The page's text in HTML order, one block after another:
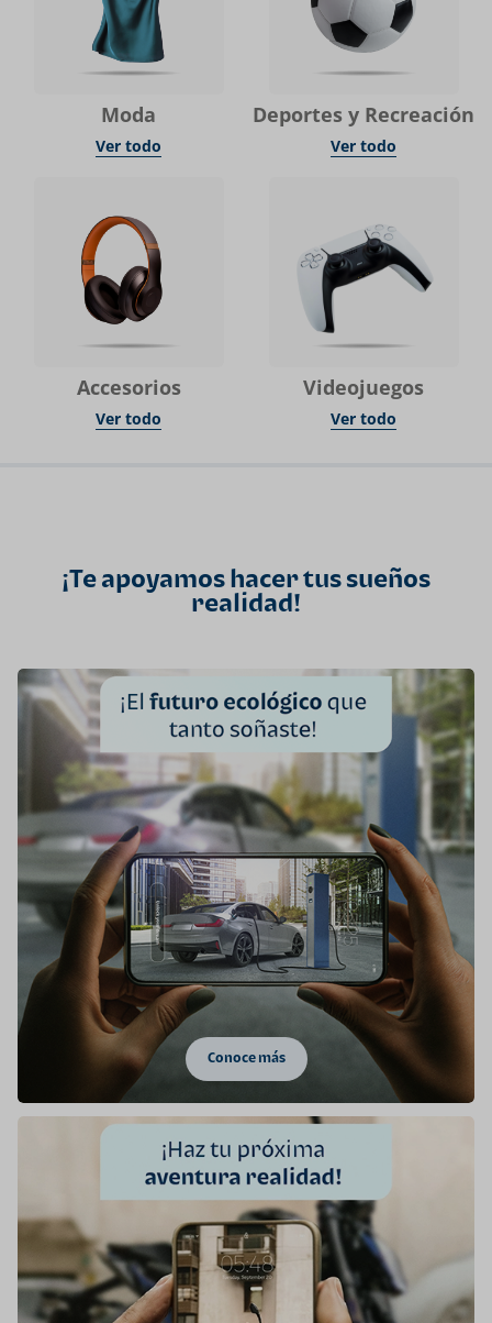
Moda
Ver todo
Deportes y Recreación
Ver todo
Accesorios
Ver todo
Videojuegos
Ver todo
¡Te apoyamos hacer tus sueños
realidad!
Conoce más